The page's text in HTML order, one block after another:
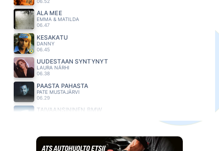
ÄLÄ MEE
EMMA & MATILDA
06.47
KESAKATU
DANNY
06.45
UUDESTAAN SYNTYNYT
LAURA NÄRHI
06.38
PÄÄSTÄ PAHASTA
PATE MUSTAJÄRVI
06.29
TAIVAANSININEN BMW
MEIJU SUVAS
06.16